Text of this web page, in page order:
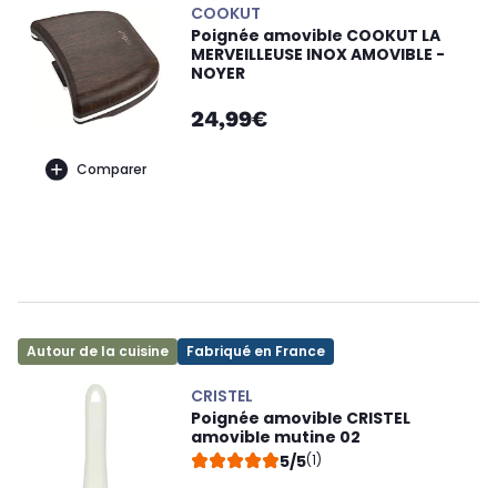
Comparer
COOKUT
Poignée amovible COOKUT LA
MERVEILLEUSE INOX AMOVIBLE -
NOYER
24,99€
Autour de la cuisine Fabriqué en France
CRISTEL
Poignée amovible CRISTEL
amovible mutine 02
5/5(1)